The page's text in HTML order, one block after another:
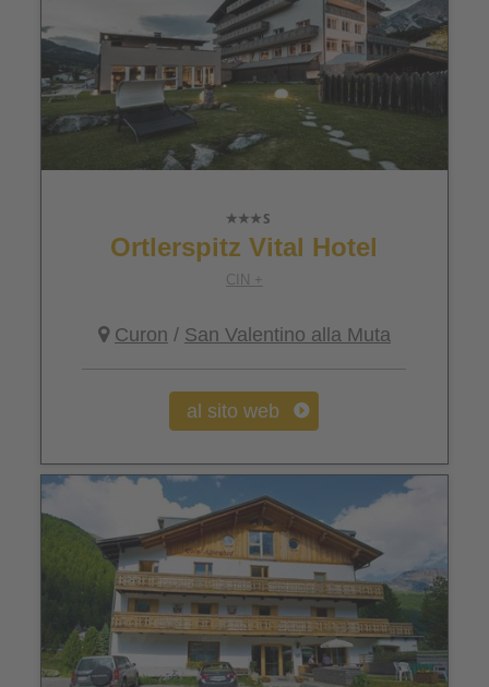
Ortlerspitz Vital Hotel
CIN +
Curon / San Valentino alla Muta
al sito web